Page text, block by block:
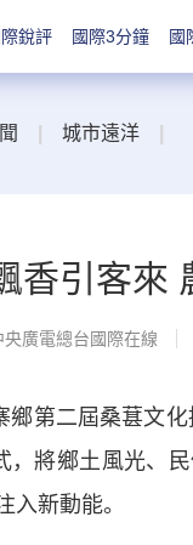
銳評 國際3分鐘 國
城市遠洋
香引客來
央廣電總台國際在線
二屆桑葚文化
，將鄉土風光、
入新動能。